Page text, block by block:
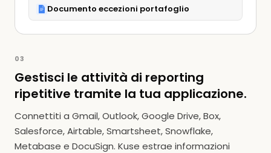
Documento eccezioni portafoglio
03
Gestisci le attività di reporting
ripetitive tramite la tua applicazione.
Connettiti a Gmail, Outlook, Google Drive, Box,
Salesforce, Airtable, Smartsheet, Snowflake,
Metabase e DocuSign. Kuse estrae informazioni